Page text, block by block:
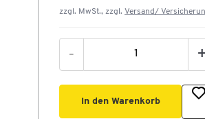
zzgl. MwSt., zzgl. Versand/
-
In den Warenkorb